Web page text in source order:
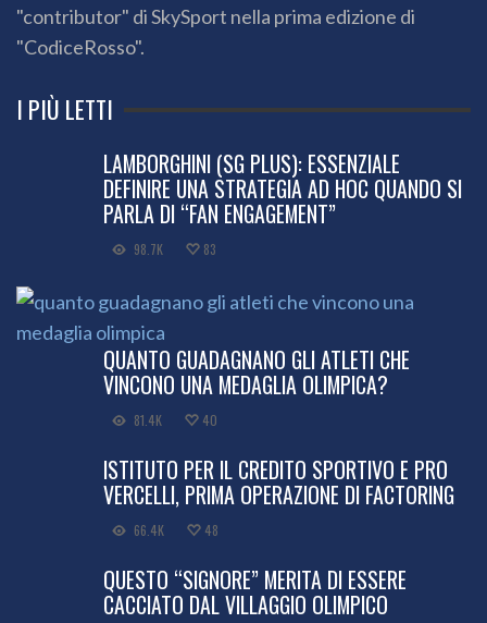
"contributor" di SkySport nella prima edizione di
"CodiceRosso".
I PIÙ LETTI
LAMBORGHINI (SG PLUS): ESSENZIALE
DEFINIRE UNA STRATEGIA AD HOC QUANDO SI
PARLA DI “FAN ENGAGEMENT”
98.7K 83
QUANTO GUADAGNANO GLI ATLETI CHE
VINCONO UNA MEDAGLIA OLIMPICA?
81.4K 40
ISTITUTO PER IL CREDITO SPORTIVO E PRO
VERCELLI, PRIMA OPERAZIONE DI FACTORING
66.4K 48
QUESTO “SIGNORE” MERITA DI ESSERE
CACCIATO DAL VILLAGGIO OLIMPICO